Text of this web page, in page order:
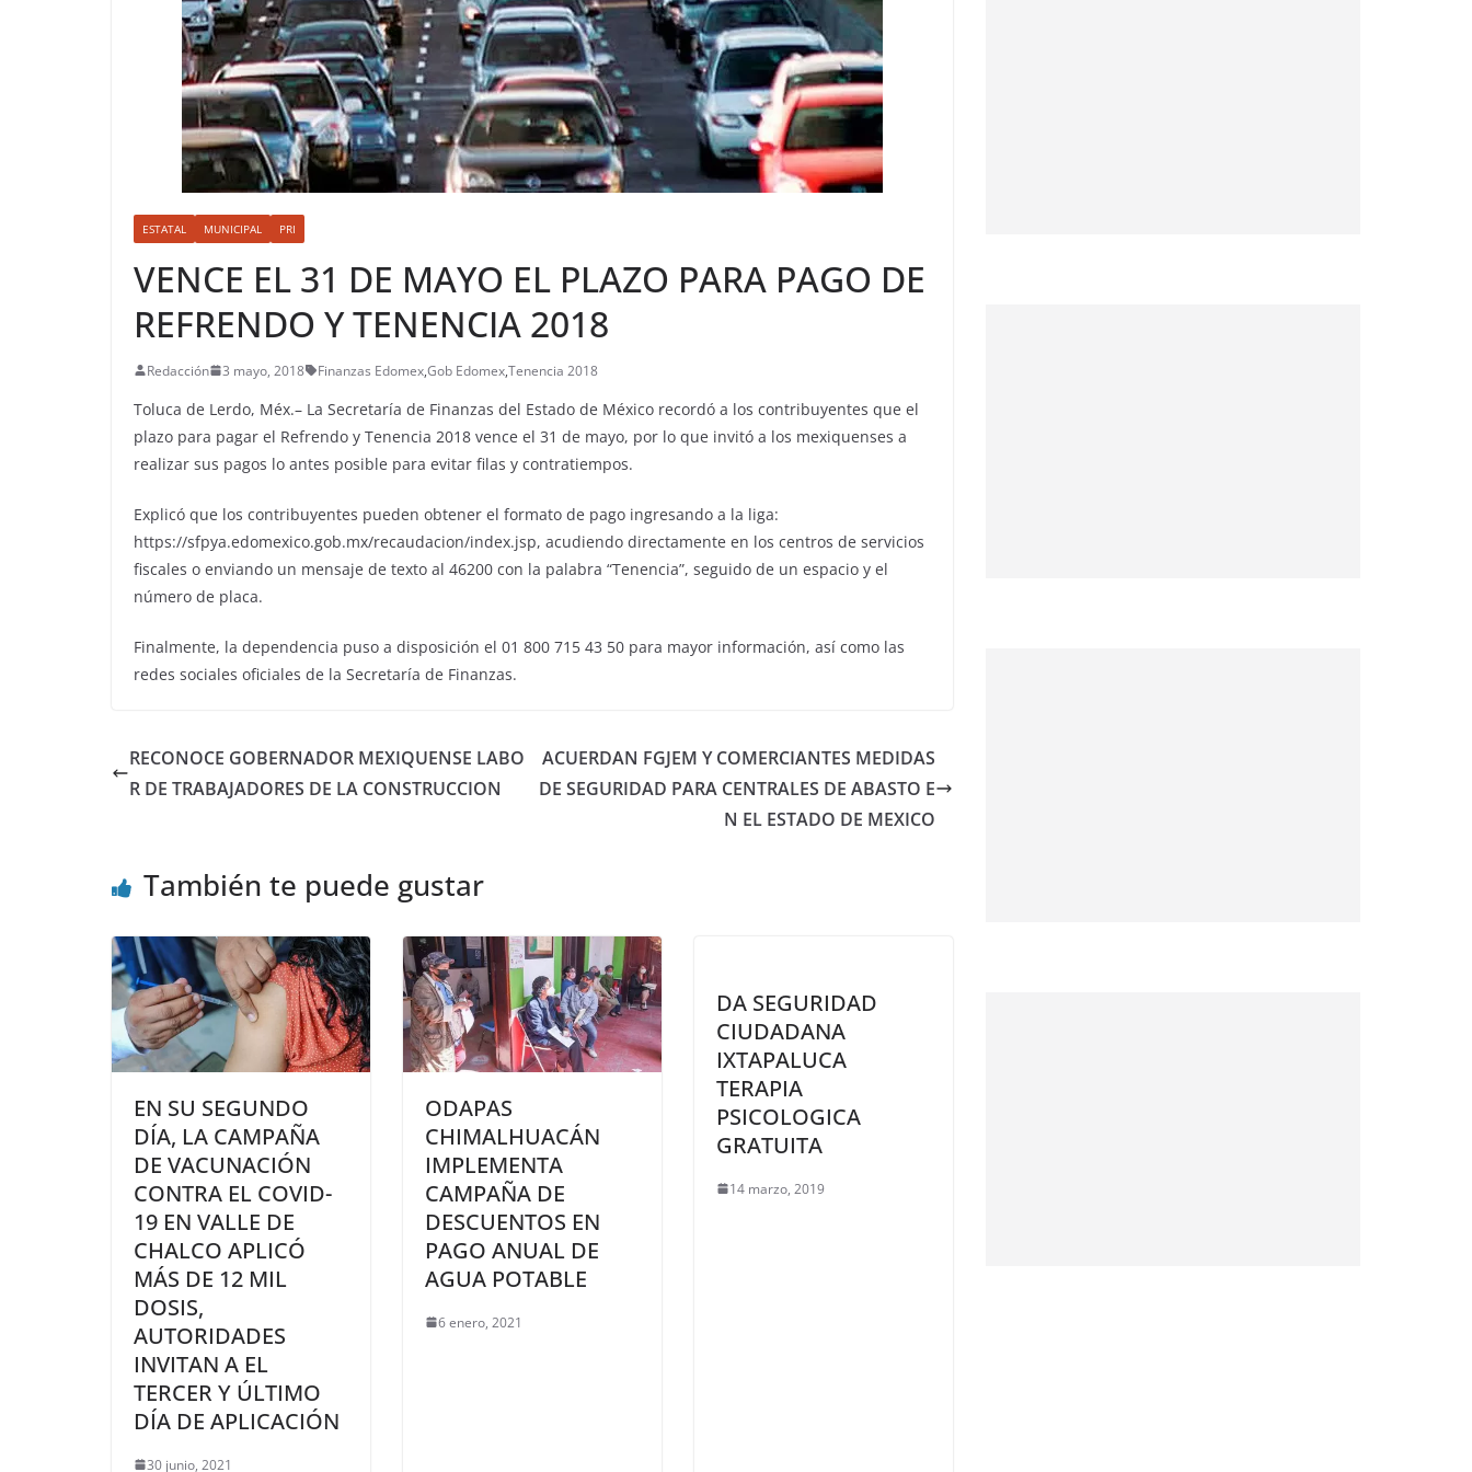
ESTATAL MUNICIPAL PRI
VENCE EL 31 DE MAYO EL PLAZO PARA PAGO DE
REFRENDO Y TENENCIA 2018
Redacción 3 mayo, 2018 Finanzas Edomex,Gob Edomex,Tenencia 2018
Toluca de Lerdo, Méx.– La Secretaría de Finanzas del Estado de México recordó a los contribuyentes que el
plazo para pagar el Refrendo y Tenencia 2018 vence el 31 de mayo, por lo que invitó a los mexiquenses a
realizar sus pagos lo antes posible para evitar filas y contratiempos.
Explicó que los contribuyentes pueden obtener el formato de pago ingresando a la liga:
https://sfpya.edomexico.gob.mx/recaudacion/index.jsp, acudiendo directamente en los centros de servicios
fiscales o enviando un mensaje de texto al 46200 con la palabra “Tenencia”, seguido de un espacio y el
número de placa.
Finalmente, la dependencia puso a disposición el 01 800 715 43 50 para mayor información, así como las
redes sociales oficiales de la Secretaría de Finanzas.
RECONOCE GOBERNADOR MEXIQUENSE LABO
R DE TRABAJADORES DE LA CONSTRUCCION
ACUERDAN FGJEM Y COMERCIANTES MEDIDAS
DE SEGURIDAD PARA CENTRALES DE ABASTO E
N EL ESTADO DE MEXICO
También te puede gustar
EN SU SEGUNDO
DÍA, LA CAMPAÑA
DE VACUNACIÓN
CONTRA EL COVID-
19 EN VALLE DE
CHALCO APLICÓ
MÁS DE 12 MIL
DOSIS,
AUTORIDADES
INVITAN A EL
TERCER Y ÚLTIMO
DÍA DE APLICACIÓN
30 junio, 2021
ODAPAS
CHIMALHUACÁN
IMPLEMENTA
CAMPAÑA DE
DESCUENTOS EN
PAGO ANUAL DE
AGUA POTABLE
6 enero, 2021
DA SEGURIDAD
CIUDADANA
IXTAPALUCA
TERAPIA
PSICOLOGICA
GRATUITA
14 marzo, 2019